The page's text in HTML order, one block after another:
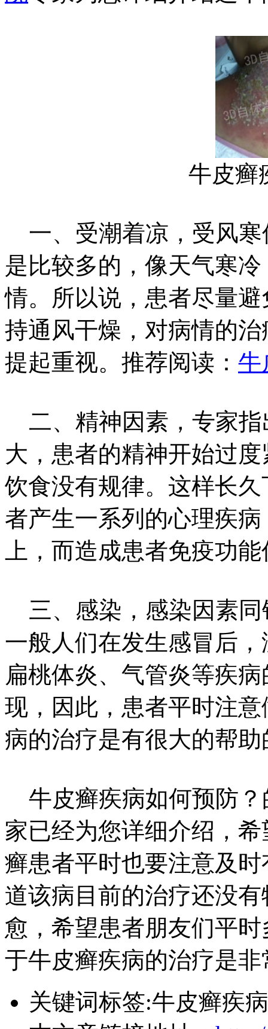
牛皮癣
一、受潮着凉，受风寒
是比较多的，像天气寒
情。所以说，患者尽量
持通风干燥，对病情的
提起重视。推荐阅读： 牛
二、精神因素，专家指
大，患者的精神开始过
饮食没有规律。这样长
者产生一系列的心理疾
上，而造成患者免疫功
三、感染，感染因素同
一般人们在发生感冒后
扁桃体炎、气管炎等疾
现，因此，患者平时注
病的治疗是有很大的帮助
牛皮癣疾病如何预防？
家已经为您详细介绍，
癣患者平时也要注意及时
道该病目前的治疗还没
愈，希望患者朋友们平
于牛皮癣疾病的治疗是
关键词标签:牛皮癣疾